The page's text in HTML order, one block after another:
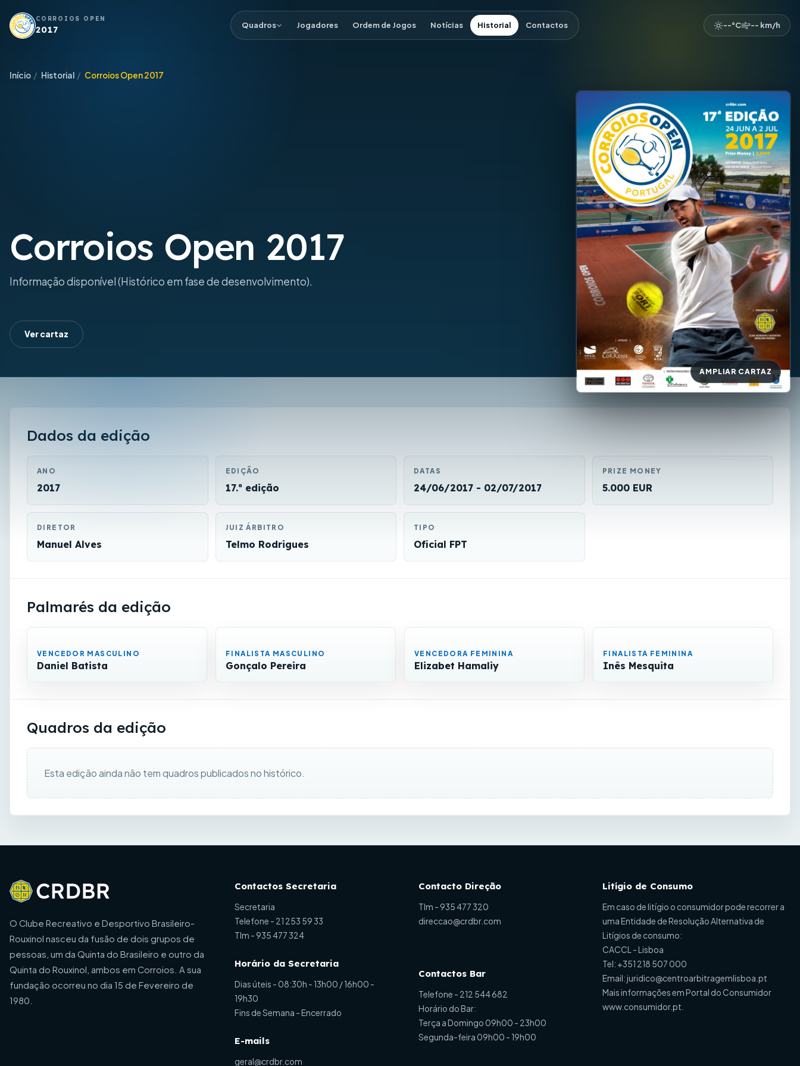
CORROIOS OPEN
2017 Quadros Jogadores Ordem de Jogos Notícias Historial Contactos --°C -- km/h
Início / Historial / Corroios Open 2017
Corroios Open 2017
Informação disponível (Histórico em fase de desenvolvimento).
Ver cartaz
AMPLIAR CARTAZ
Dados da edição
ANO
2017
EDIÇÃO
17.ª edição
DATAS
24/06/2017 - 02/07/2017
PRIZE MONEY
5.000 EUR
DIRETOR
Manuel Alves
JUIZ ÁRBITRO
Telmo Rodrigues
TIPO
Oficial FPT
Palmarés da edição
VENCEDOR MASCULINO
Daniel Batista
FINALISTA MASCULINO
Gonçalo Pereira
VENCEDORA FEMININA
Elizabet Hamaliy
FINALISTA FEMININA
Inês Mesquita
Quadros da edição
Esta edição ainda não tem quadros publicados no histórico.
O Clube Recreativo e Desportivo Brasileiro-
Rouxinol nasceu da fusão de dois grupos de
pessoas, um da Quinta do Brasileiro e outro da
Quinta do Rouxinol, ambos em Corroios. A sua
fundação ocorreu no dia 15 de Fevereiro de
1980.
Contactos Secretaria
Secretaria
Telefone - 21 253 59 33
Tlm - 935 477 324
Horário da Secretaria
Dias úteis - 08:30h - 13h00 / 16h00 -
19h30
Fins de Semana - Encerrado
E-mails
geral@crdbr.com
Contacto Direção
Tlm - 935 477 320
direccao@crdbr.com
Contactos Bar
Telefone - 212 544 682
Horário do Bar:
Terça a Domingo 09h00 - 23h00
Segunda-feira 09h00 - 19h00
Litígio de Consumo
Em caso de litígio o consumidor pode recorrer a
uma Entidade de Resolução Alternativa de
Litígios de consumo:
CACCL - Lisboa
Tel: +351 218 507 000
Email:juridico@centroarbitragemlisboa.pt
Mais informações em Portal do Consumidor
www.consumidor.pt